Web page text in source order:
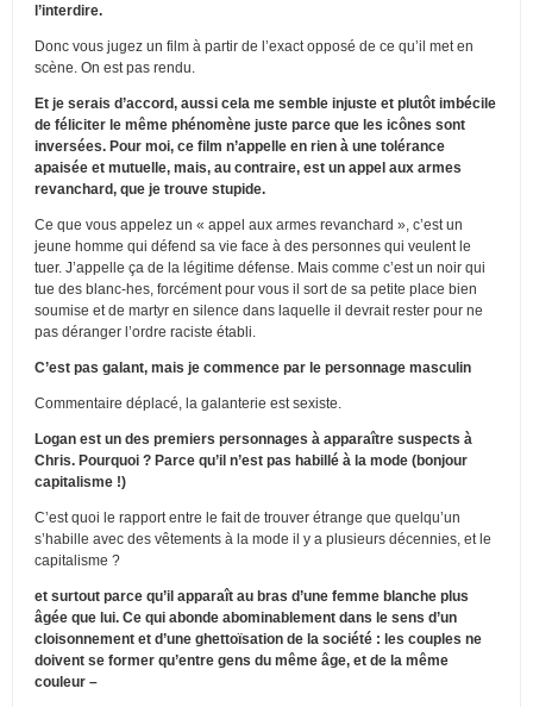
l’interdire.
Donc vous jugez un film à partir de l’exact opposé de ce qu’il met en
scène. On est pas rendu.
Et je serais d’accord, aussi cela me semble injuste et plutôt imbécile
de féliciter le même phénomène juste parce que les icônes sont
inversées. Pour moi, ce film n’appelle en rien à une tolérance
apaisée et mutuelle, mais, au contraire, est un appel aux armes
revanchard, que je trouve stupide.
Ce que vous appelez un « appel aux armes revanchard », c’est un
jeune homme qui défend sa vie face à des personnes qui veulent le
tuer. J’appelle ça de la légitime défense. Mais comme c’est un noir qui
tue des blanc-hes, forcément pour vous il sort de sa petite place bien
soumise et de martyr en silence dans laquelle il devrait rester pour ne
pas déranger l’ordre raciste établi.
C’est pas galant, mais je commence par le personnage masculin
Commentaire déplacé, la galanterie est sexiste.
Logan est un des premiers personnages à apparaître suspects à
Chris. Pourquoi ? Parce qu’il n’est pas habillé à la mode (bonjour
capitalisme !)
C’est quoi le rapport entre le fait de trouver étrange que quelqu’un
s’habille avec des vêtements à la mode il y a plusieurs décennies, et le
capitalisme ?
et surtout parce qu’il apparaît au bras d’une femme blanche plus
âgée que lui. Ce qui abonde abominablement dans le sens d’un
cloisonnement et d’une ghettoïsation de la société : les couples ne
doivent se former qu’entre gens du même âge, et de la même
couleur –